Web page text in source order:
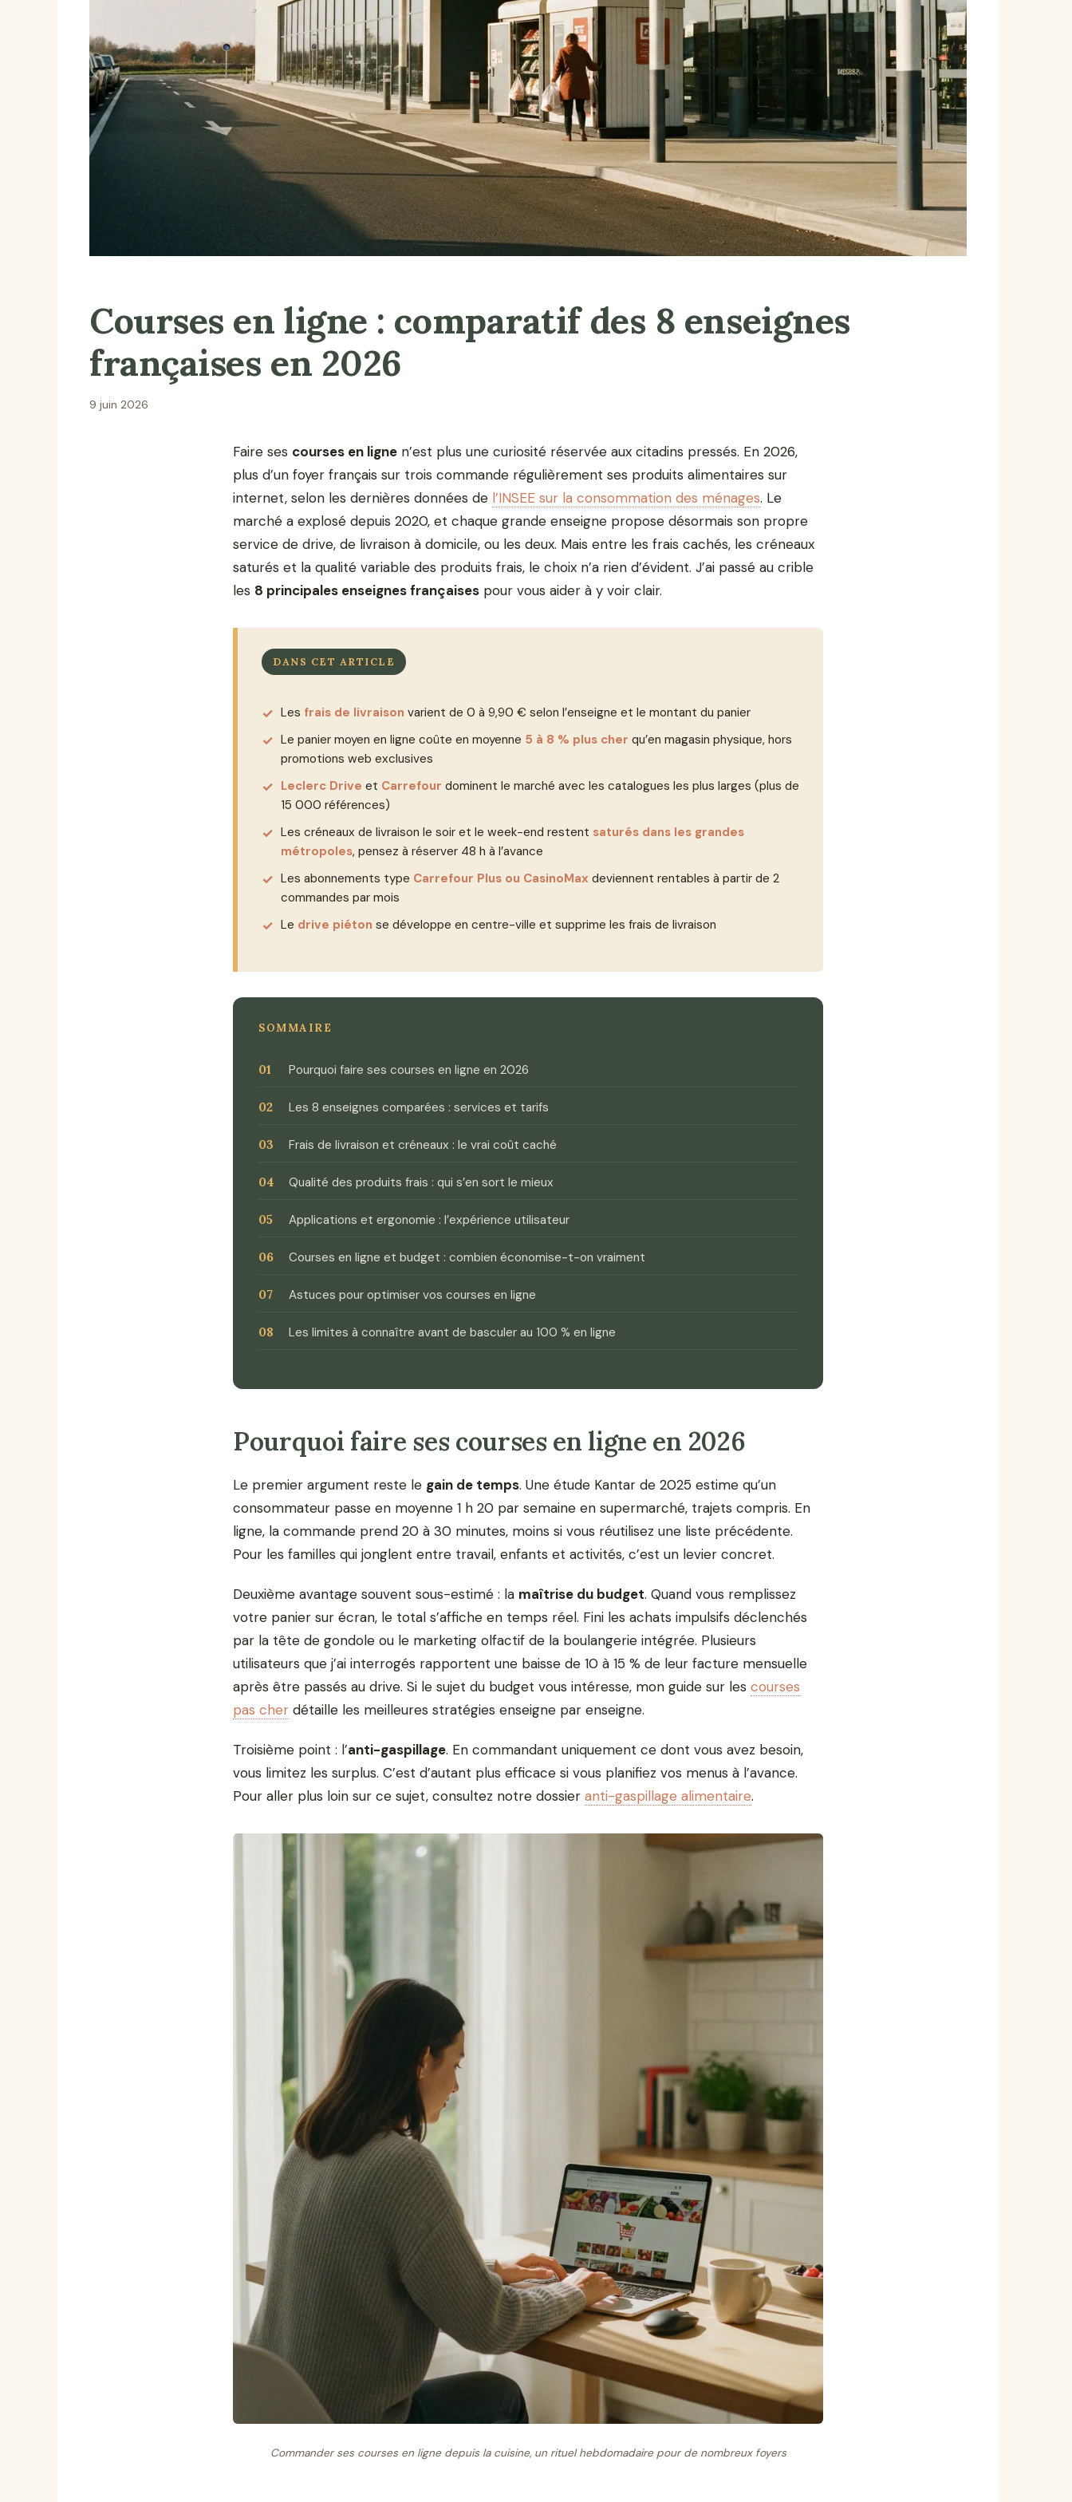
Courses en ligne : comparatif des 8 enseignes
françaises en 2026
9 juin 2026
Faire ses courses en ligne n’est plus une curiosité réservée aux citadins pressés. En 2026,
plus d’un foyer français sur trois commande régulièrement ses produits alimentaires sur
internet, selon les dernières données de l’INSEE sur la consommation des ménages. Le
marché a explosé depuis 2020, et chaque grande enseigne propose désormais son propre
service de drive, de livraison à domicile, ou les deux. Mais entre les frais cachés, les créneaux
saturés et la qualité variable des produits frais, le choix n’a rien d’évident. J’ai passé au crible
les 8 principales enseignes françaises pour vous aider à y voir clair.
DANS CET ARTICLE
Les frais de livraison varient de 0 à 9,90 € selon l’enseigne et le montant du panier
Le panier moyen en ligne coûte en moyenne 5 à 8 % plus cher qu’en magasin physique, hors
promotions web exclusives
Leclerc Drive et Carrefour dominent le marché avec les catalogues les plus larges (plus de
15 000 références)
Les créneaux de livraison le soir et le week-end restent saturés dans les grandes
métropoles, pensez à réserver 48 h à l’avance
Les abonnements type Carrefour Plus ou CasinoMax deviennent rentables à partir de 2
commandes par mois
Le drive piéton se développe en centre-ville et supprime les frais de livraison
SOMMAIRE
Pourquoi faire ses courses en ligne en 2026
Les 8 enseignes comparées : services et tarifs
Frais de livraison et créneaux : le vrai coût caché
Qualité des produits frais : qui s’en sort le mieux
Applications et ergonomie : l’expérience utilisateur
Courses en ligne et budget : combien économise-t-on vraiment
Astuces pour optimiser vos courses en ligne
Les limites à connaître avant de basculer au 100 % en ligne
Pourquoi faire ses courses en ligne en 2026
Le premier argument reste le gain de temps. Une étude Kantar de 2025 estime qu’un
consommateur passe en moyenne 1 h 20 par semaine en supermarché, trajets compris. En
ligne, la commande prend 20 à 30 minutes, moins si vous réutilisez une liste précédente.
Pour les familles qui jonglent entre travail, enfants et activités, c’est un levier concret.
Deuxième avantage souvent sous-estimé : la maîtrise du budget. Quand vous remplissez
votre panier sur écran, le total s’affiche en temps réel. Fini les achats impulsifs déclenchés
par la tête de gondole ou le marketing olfactif de la boulangerie intégrée. Plusieurs
utilisateurs que j’ai interrogés rapportent une baisse de 10 à 15 % de leur facture mensuelle
après être passés au drive. Si le sujet du budget vous intéresse, mon guide sur les courses
pas cher détaille les meilleures stratégies enseigne par enseigne.
Troisième point : l’anti-gaspillage. En commandant uniquement ce dont vous avez besoin,
vous limitez les surplus. C’est d’autant plus efficace si vous planifiez vos menus à l’avance.
Pour aller plus loin sur ce sujet, consultez notre dossier anti-gaspillage alimentaire.
Commander ses courses en ligne depuis la cuisine, un rituel hebdomadaire pour de nombreux foyers